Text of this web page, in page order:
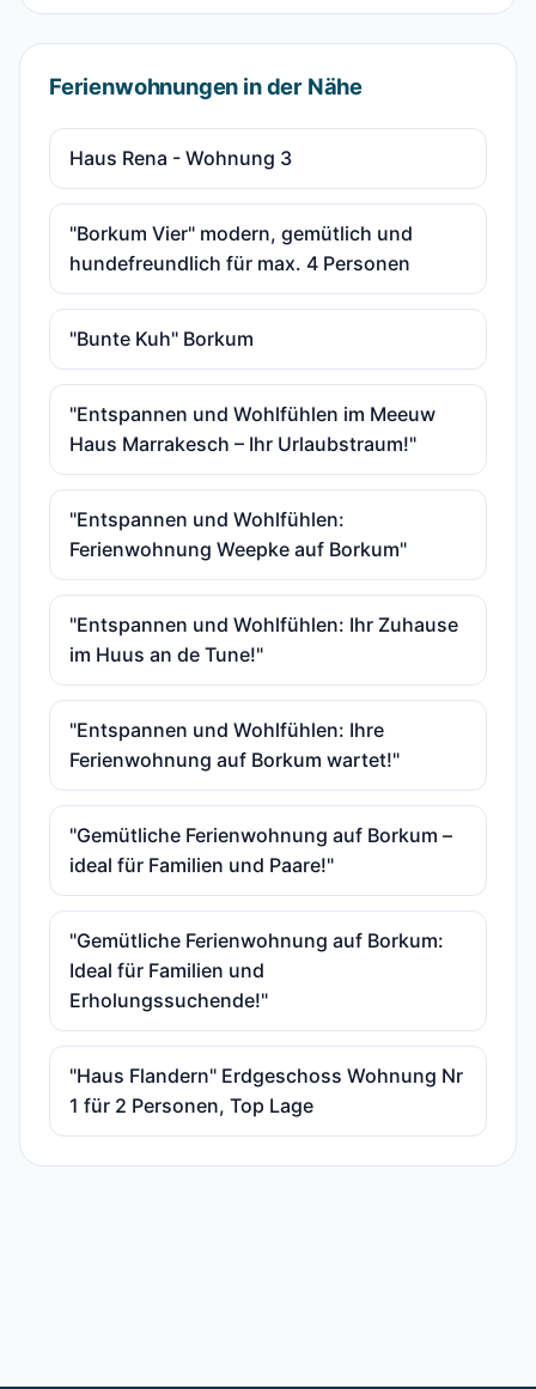
Ferienwohnungen in der Nähe
Haus Rena - Wohnung 3
"Borkum Vier" modern, gemütlich und
hundefreundlich für max. 4 Personen
"Bunte Kuh" Borkum
"Entspannen und Wohlfühlen im Meeuw
Haus Marrakesch – Ihr Urlaubstraum!"
"Entspannen und Wohlfühlen:
Ferienwohnung Weepke auf Borkum"
"Entspannen und Wohlfühlen: Ihr Zuhause
im Huus an de Tune!"
"Entspannen und Wohlfühlen: Ihre
Ferienwohnung auf Borkum wartet!"
"Gemütliche Ferienwohnung auf Borkum –
ideal für Familien und Paare!"
"Gemütliche Ferienwohnung auf Borkum:
Ideal für Familien und
Erholungssuchende!"
"Haus Flandern" Erdgeschoss Wohnung Nr
1 für 2 Personen, Top Lage